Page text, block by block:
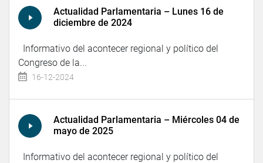
Actualidad Parlamentaria – Lunes 16 de
diciembre de 2024
Informativo del acontecer regional y político del
Congreso de la...
16-12-2024
Actualidad Parlamentaria – Miércoles 04 de
mayo de 2025
Informativo del acontecer regional y político del